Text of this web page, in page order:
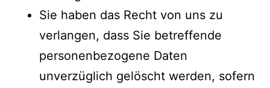
Sie haben das Recht von uns zu
verlangen, dass Sie betreffende
personenbezogene Daten
unverzüglich gelöscht werden, sofern